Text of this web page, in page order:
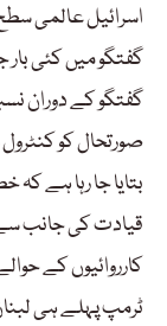
اسرائیل عالمی
گفتگو میں کئی بار
گفتگو کے دوران
صورتحال کو
بتایا جا رہا ہے
قیادت کی جانب
کارروائیوں کے
ٹرمپ پہلے ہی